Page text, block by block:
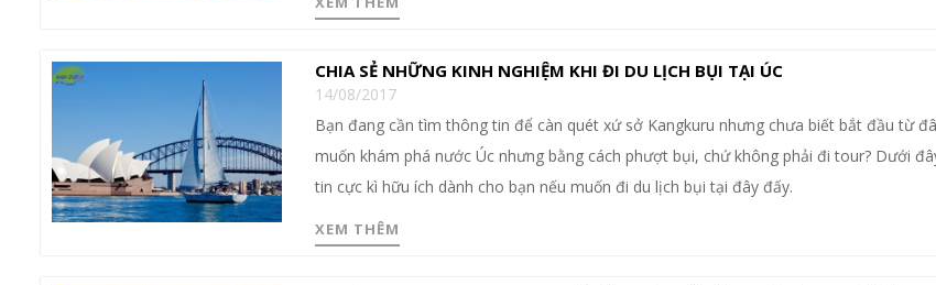
CHIA SẺ NHỮNG KINH NGHIỆM KHI ĐI DU LỊCH BỤI TẠI ÚC
14/08/2017
Bạn đang cần tìm thông tin để càn quét xứ sở Kangkuru nhưng chưa biết bắt đầu từ
muốn khám phá nước Úc nhưng bằng cách phượt bụi, chứ không phải đi tour? Dưới
tin cực kì hữu ích dành cho bạn nếu muốn đi du lịch bụi tại đây đấy.
XEM THÊM